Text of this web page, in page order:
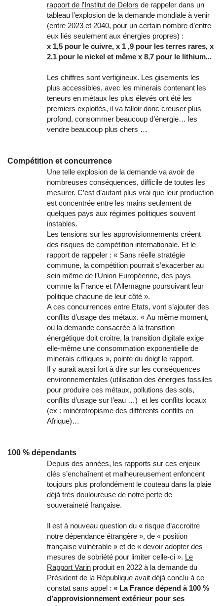
rapport de l’Institut de Delors de rappeler dans un
tableau l’explosion de la demande mondiale à venir
(entre 2023 et 2040, pour un certain nombre d’entre
eux liés seulement aux énergies propres) :
x 1,5 pour le cuivre, x 1 ,9 pour les terres rares, x
2,1 pour le nickel et même x 8,7 pour le lithium...
Les chiffres sont vertigineux. Les gisements les
plus accessibles, avec les minerais contenant les
teneurs en métaux les plus élevés ont été les
premiers exploités, il va falloir donc creuser plus
profond, consommer beaucoup d’énergie… les
vendre beaucoup plus chers …
Compétition et concurrence
Une telle explosion de la demande va avoir de
nombreuses conséquences, difficile de toutes les
mesurer. C’est d’autant plus vrai que leur production
est concentrée entre les mains seulement de
quelques pays aux régimes politiques souvent
instables.
Les tensions sur les approvisionnements créent
des risques de compétition internationale. Et le
rapport de rappeler : « Sans réelle stratégie
commune, la compétition pourrait s’exacerber au
sein même de l’Union Européenne, des pays
comme la France et l’Allemagne poursuivant leur
politique chacune de leur côté ».
A ces concurrences entre Etats, vont s’ajouter des
conflits d’usage des métaux. « Au même moment,
où la demande consacrée à la transition
énergétique doit croitre, la transition digitale exige
elle-même une consommation exponentielle de
minerais critiques », pointe du doigt le rapport.
Il y aurait aussi fort à dire sur les conséquences
environnementales (utilisation des énergies fossiles
pour produire ces métaux, pollutions des sols,
conflits d’usage sur l’eau …) et les conflits locaux
(ex : minérotropisme des différents conflits en
Afrique)…
100 % dépendants
Depuis des années, les rapports sur ces enjeux
clés s’enchaînent et malheureusement enfoncent
toujours plus profondément le couteau dans la plaie
déjà très douloureuse de notre perte de
souveraineté française.
Il est à nouveau question du « risque d’accroitre
notre dépendance étrangère », de « position
française vulnérable » et de « devoir adopter des
mesures de sobriété pour limiter celle-ci ». Le
Rapport Varin produit en 2022 à la demande du
Président de la République avait déjà conclu à ce
constat sans appel : « La France dépend à 100 %
d’approvisionnement extérieur pour ses